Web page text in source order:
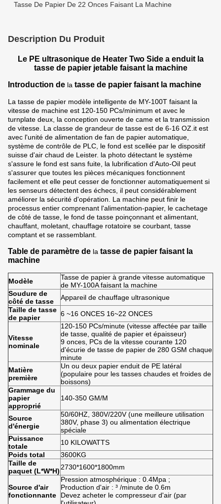
Tasse De Papier De 22 Onces Faisant La Machine
Description Du Produit
Le PE ultrasonique de Heater Two Side a enduit la
tasse de papier jetable faisant la machine
Introduction de la tasse de papier faisant la machine
La tasse de papier modèle intelligente de MY-100T faisant la
vitesse de machine est 120-150 PCs/minimum et avec le
turnplate deux, la conception ouverte de came et la transmission
de vitesse. La classe de grandeur de tasse est de 6-16 OZ.it est
avec l'unité de alimentation de fan de papier automatique,
système de contrôle de PLC, le fond est scellée par le dispositif
suisse d'air chaud de Leister. la photo détectant le système
s'assure le fond est sans fuite, la lubrification d'Auto-Oil peut
s'assurer que toutes les pièces mécaniques fonctionnent
facilement et elle peut cesser de fonctionner automatiquement si
les senseurs détectent des échecs, il peut considérablement
améliorer la sécurité d'opération. La machine peut finir le
processus entier comprenant l'alimentation-papier, le cachetage
de côté de tasse, le fond de tasse poinçonnant et alimentant,
chauffant, moletant, chauffage rotatoire se courbant, tasse
comptant et se rassemblant.
Table de paramètre de la tasse de papier faisant la
machine
Modèle
Tasse de papier à grande vitesse automatique
de MY-100A faisant la machine
Soudure de
côté de tasse
Appareil de chauffage ultrasonique
Taille de tasse
de papier
6 ~16 ONCES 16~22 ONCES
Vitesse
nominale
120-150 PCs/minute (vitesse affectée par taille
de tasse, qualité de papier et épaisseur)
9 onces, PCs de la vitesse courante 120
d'écurie de tasse de papier de 280 GSM chaque
minute
Matière
première
Un ou deux papier enduit de PE latéral
(populaire pour les tasses chaudes et froides de
boissons)
Grammage du
papier
approprié
140-350 GM/M
Source
d'énergie
50/60HZ, 380V/220V (une meilleure utilisation
380V, phase 3) ou alimentation électrique
spéciale
Puissance
totale
10 KILOWATTS
Poids total
3600KG
Taille de
paquet (L*W*H) 2730*1600*1800mm
Source d'air
fonctionnante
Pression atmosphérique : 0.4Mpa ;
Production d'air : ³ /minute de 0.6m
Devez acheter le compresseur d'air (par